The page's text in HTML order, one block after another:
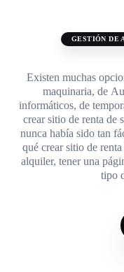
GESTIÓN DE
Existen muchas
maquinaria, de
informáticos, de
crear sitio de renta de
nunca había sido tan
qué crear sitio de
alquiler, tener una
tipo